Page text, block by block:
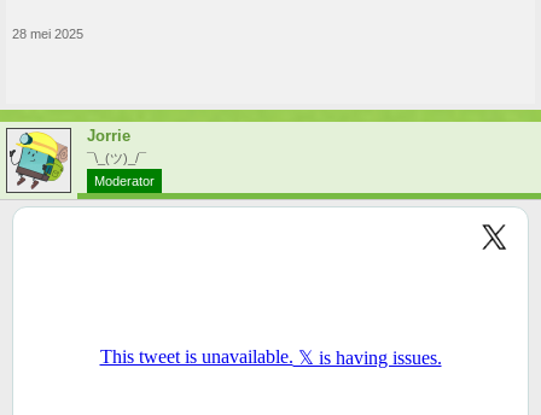
28 mei 2025
Jorrie
¯\_(ツ)_/¯
Moderator